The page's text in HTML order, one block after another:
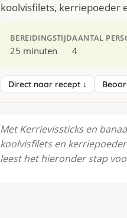
koolvisfilets, kerriepoeder
BEREIDINGSTIJD
25 minuten
AANTAL
4
Direct naar recept ↓
Met Kerrievissticks en
koolvisfilets en
leest het hieronder stap